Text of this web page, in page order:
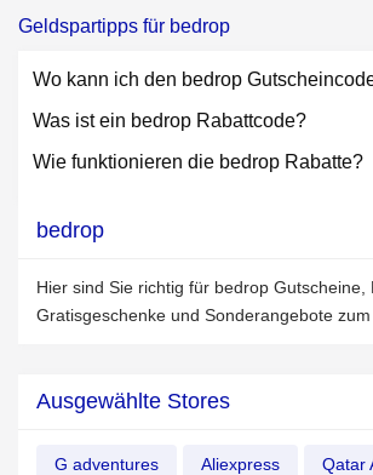
Geldspartipps für bedrop
Wo kann ich den bedrop
Was ist ein bedrop Rabattcode?
Wie funktionieren die bedrop Rabatte?
bedrop
Hier sind Sie richtig für bedrop Gutscheine,
Gratisgeschenke und Sonderangebote
Ausgewählte Stores
G adventures Aliexpress Qatar